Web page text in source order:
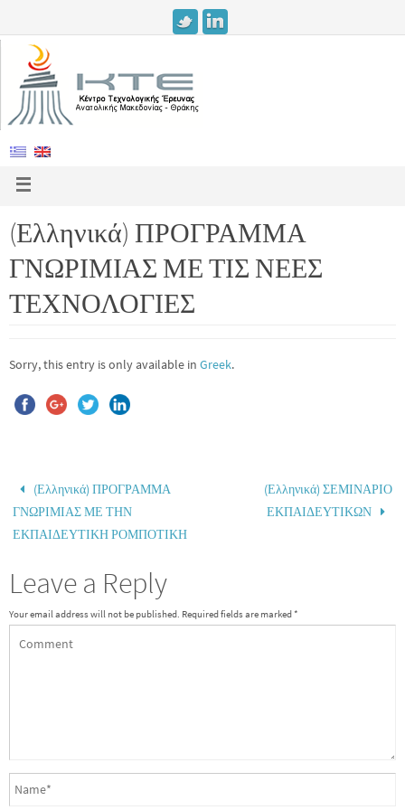
(Ελληνικά) ΠΡΟΓΡΑΜΜΑ
ΓΝΩΡΙΜΙΑΣ ΜΕ ΤΙΣ ΝΕΕΣ
ΤΕΧΝΟΛΟΓΙΕΣ
Sorry, this entry is only available in Greek.
(Ελληνικά) ΠΡΟΓΡΑΜΜΑ
ΓΝΩΡΙΜΙΑΣ ΜΕ ΤΗΝ
ΕΚΠΑΙΔΕΥΤΙΚΗ ΡΟΜΠΟΤΙΚΗ
(Ελληνικά) ΣΕΜΙΝΑΡΙΟ
ΕΚΠΑΙΔΕΥΤΙΚΩΝ
Leave a Reply
Your email address will not be published. Required fields are marked*